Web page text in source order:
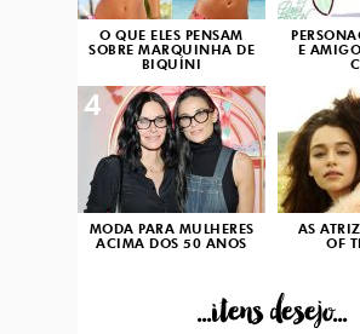
O QUE ELES PENSAM
SOBRE MARQUINHA DE
BIQUÍNI
E
MODA PARA MULHERES
ACIMA DOS 50 ANOS
4
AS
OF
...itens desejo...